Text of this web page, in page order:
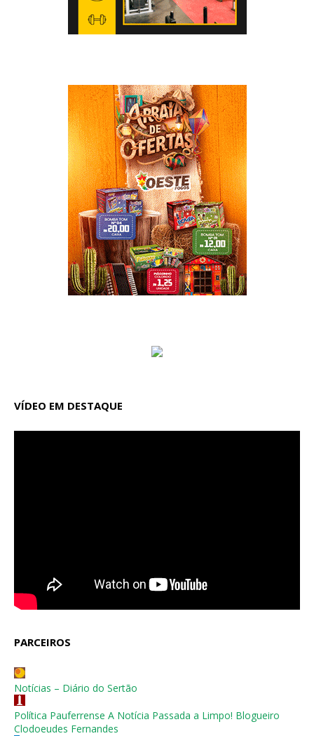
VÍDEO EM DESTAQUE
PARCEIROS
Notícias – Diário do Sertão
Política Pauferrense A Notícia Passada a Limpo! Blogueiro
Clodoeudes Fernandes